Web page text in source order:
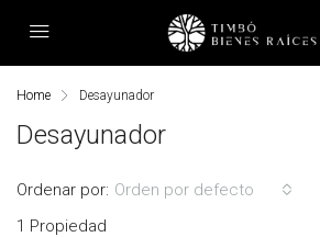
Home Desayunador
Desayunador
1 Propiedad
Ordenar por: Orden por defecto